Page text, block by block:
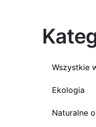
Wszystkie
Ekologia
Naturalne